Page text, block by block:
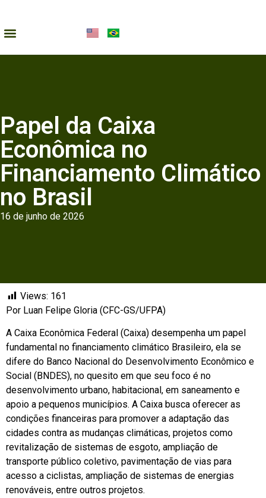
Papel da Caixa
Econômica no
Financiamento Climático
no Brasil
16 de junho de 2026
Views: 161
Por Luan Felipe Gloria (CFC-GS/UFPA)
A Caixa Econômica Federal (Caixa) desempenha um papel
fundamental no financiamento climático Brasileiro, ela se
difere do Banco Nacional do Desenvolvimento Econômico e
Social (BNDES), no quesito em que seu foco é no
desenvolvimento urbano, habitacional, em saneamento e
apoio a pequenos municípios. A Caixa busca oferecer as
condições financeiras para promover a adaptação das
cidades contra as mudanças climáticas, projetos como
revitalização de sistemas de esgoto, ampliação de
transporte público coletivo, pavimentação de vias para
acesso a ciclistas, ampliação de sistemas de energias
renováveis, entre outros projetos.